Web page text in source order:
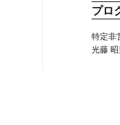
プロ
特定非
光藤 昭